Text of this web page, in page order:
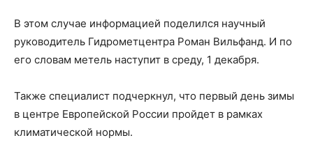
В этом случае информацией поделился научный
руководитель Гидрометцентра Роман Вильфанд. И по
его словам метель наступит в среду, 1 декабря.
Также специалист подчеркнул, что первый день зимы
в центре Европейской России пройдет в рамках
климатической нормы.